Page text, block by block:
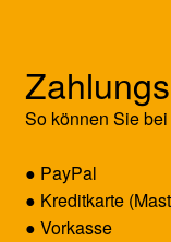
So können Sie
● PayPal
● Kreditkarte
● Vorkasse